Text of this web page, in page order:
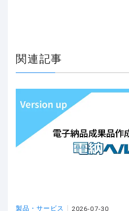
関連記事
製品・サービス 2026-07-30